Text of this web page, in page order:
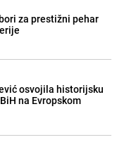
za prestižni pehar
osvojila historijsku
na Evropskom